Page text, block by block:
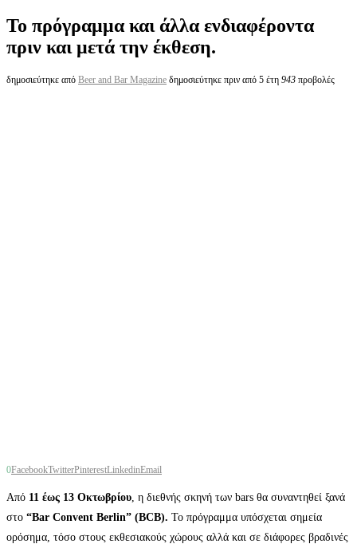
Το πρόγραμμα και άλλα ενδιαφέροντα
πριν και μετά την έκθεση.
δημοσιεύτηκε από Beer and Bar Magazine δημοσιεύτηκε πριν από 5 έτη 943 προβολές
0FacebookTwitterPinterestLinkedinEmail
Από 11 έως 13 Οκτωβρίου , η διεθνής σκηνή των bars θα συναντηθεί ξανά
στο “Bar Convent Berlin” (BCB). Το πρόγραμμα υπόσχεται σημεία
ορόσημα, τόσο στους εκθεσιακούς χώρους αλλά και σε διάφορες βραδινές